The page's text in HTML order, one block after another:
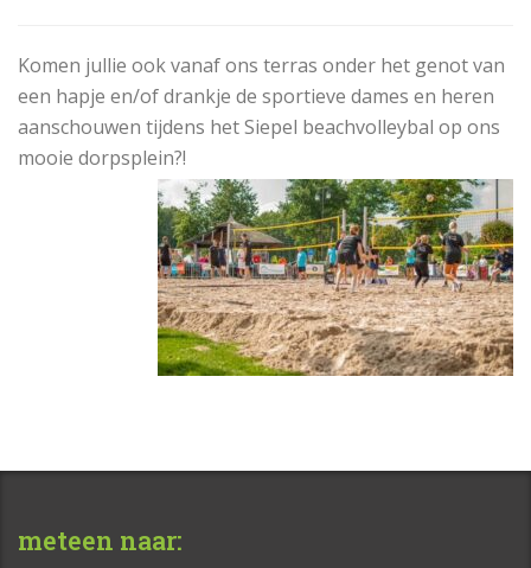
Komen jullie ook vanaf ons terras onder het genot van
een hapje en/of drankje de sportieve dames en heren
aanschouwen tijdens het Siepel beachvolleybal op ons
mooie dorpsplein?!
meteen naar: